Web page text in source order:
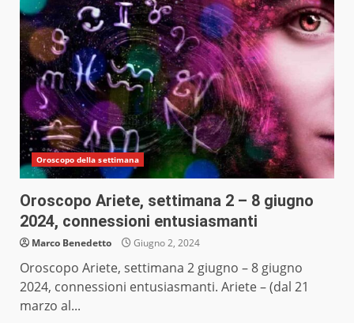
Oroscopo della settimana
Oroscopo Ariete, settimana 2 – 8 giugno
2024, connessioni entusiasmanti
Marco Benedetto Giugno 2, 2024
Oroscopo Ariete, settimana 2 giugno – 8 giugno
2024, connessioni entusiasmanti. Ariete – (dal 21
marzo al...